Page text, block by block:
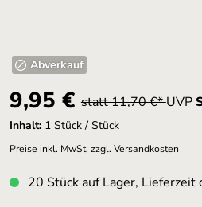
Abverkauf
9,95 € statt 11,70 €*UVP
Inhalt: 1 Stück / Stück
Preise inkl. MwSt. zzgl. Versandkosten
20 Stück auf Lager, Lieferzeit